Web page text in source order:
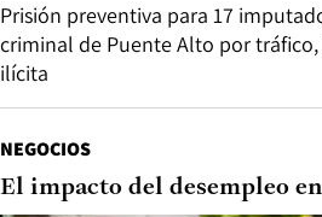
Prisión preventiva para 17
criminal de Puente Alto por
ilícita
NEGOCIOS
El impacto del desempleo